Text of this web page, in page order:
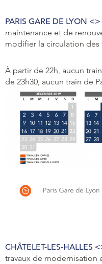
PARIS GARE DE LYON
maintenance et de
modifier la circulation des
À partir de 22h, aucun
de 23h30, aucun train de
CHÂTELET-LES-HALLES
travaux de modernisation